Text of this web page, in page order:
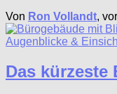
Von Ron Vollandt, vor
Augenblicke &
Das kürzeste